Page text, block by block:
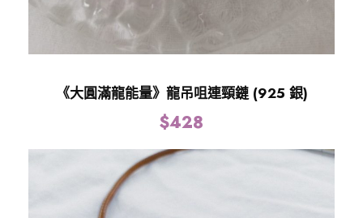
《大圓滿龍能量》龍吊咀連頸鏈 (925 銀)
$428